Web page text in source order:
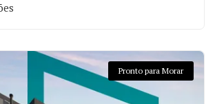
Pronto para Morar